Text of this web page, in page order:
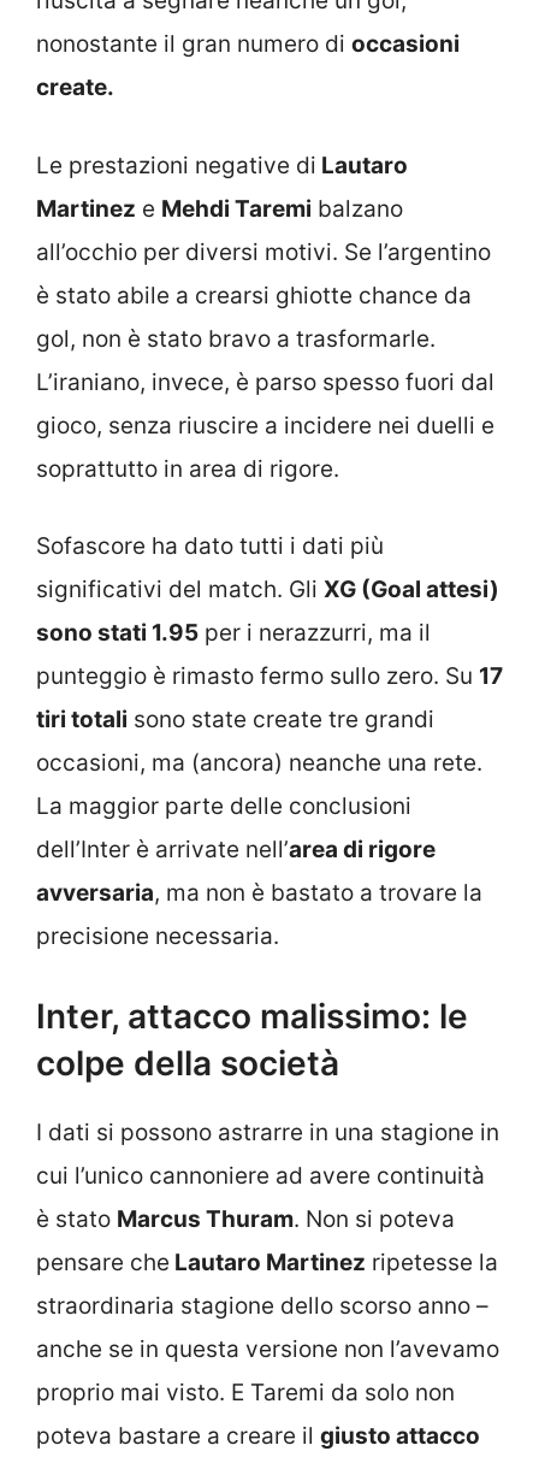
nonostante il gran numero di occasioni
create.
Le prestazioni negative di Lautaro
Martinez e Mehdi Taremi balzano
all’occhio per diversi motivi. Se l’argentino
è stato abile a crearsi ghiotte chance da
gol, non è stato bravo a trasformarle.
L’iraniano, invece, è parso spesso fuori dal
gioco, senza riuscire a incidere nei duelli e
soprattutto in area di rigore.
Sofascore ha dato tutti i dati più
significativi del match. Gli XG (Goal attesi)
sono stati 1.95 per i nerazzurri, ma il
punteggio è rimasto fermo sullo zero. Su 17
tiri totali sono state create tre grandi
occasioni, ma (ancora) neanche una rete.
La maggior parte delle conclusioni
dell’Inter è arrivate nell’area di rigore
avversaria, ma non è bastato a trovare la
precisione necessaria.
Inter, attacco malissimo: le
colpe della società
I dati si possono astrarre in una stagione in
cui l’unico cannoniere ad avere continuità
è stato Marcus Thuram. Non si poteva
pensare che Lautaro Martinez ripetesse la
straordinaria stagione dello scorso anno –
anche se in questa versione non l’avevamo
proprio mai visto. E Taremi da solo non
poteva bastare a creare il giusto attacco